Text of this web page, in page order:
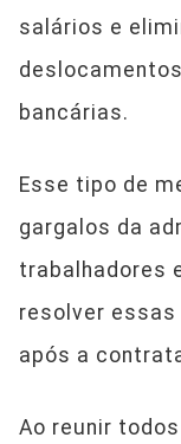
salários e
bancárias.
Esse tipo de
gargalos da
trabalhadores
resolver
após a
Ao reunir